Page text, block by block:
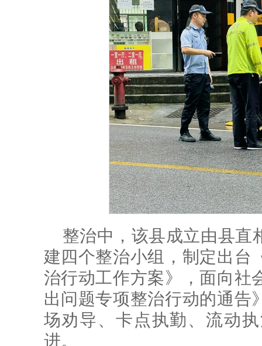
整治中，该县成立由县直
建四个整治小组，制定出台
治行动工作方案》，面向社
出问题专项整治行动的通告
场劝导、卡点执勤、流动
进。